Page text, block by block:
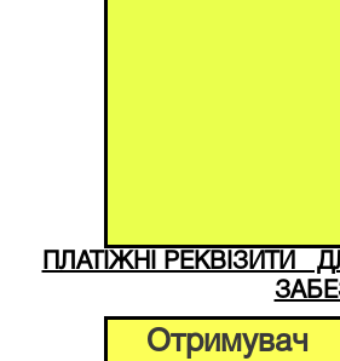
ПЛАТІЖНІ РЕКВІЗИТИ
Отримувач